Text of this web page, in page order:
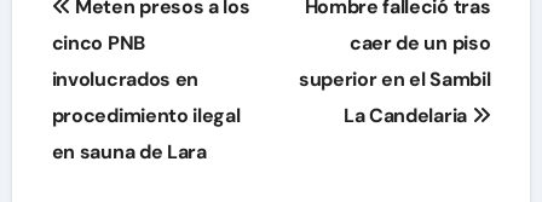
de
entradas
Meten presos a los
cinco PNB
involucrados en
procedimiento ilegal
en sauna de Lara
Hombre falleció tras
caer de un piso
superior en el Sambil
La Candelaria